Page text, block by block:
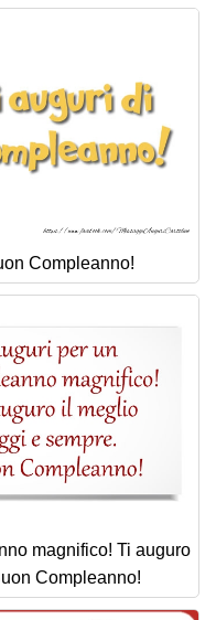
Compleanno!
magnifico! Ti auguro
Compleanno!